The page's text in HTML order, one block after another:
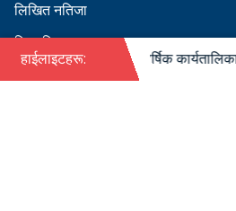
लिखित नतिजा
सिफारिस
हाईलाइटहरू:
को पदपूर्ति सम्बन्धी वार्षिक कार्यतालिका